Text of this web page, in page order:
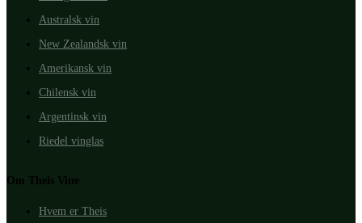
Australsk vin
New Zealandsk vin
Amerikansk vin
Chilensk vin
Argentinsk vin
Riedel vinglas
Om Theis Vine
Hvem er Theis